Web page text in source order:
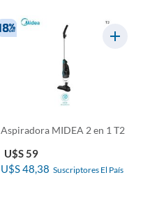
Aspiradora MIDEA 2 en 1 T2
U$S 59
U$S 48,38 Suscriptores El País